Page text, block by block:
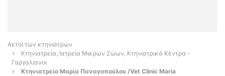
Αετοί των κτηνιάτρων
Κτηνιατρεία, Ιατρεία Μικρών Ζώων, Κτηνιατρικά Κέντρα -
Γαργαλιανοι
Κτηνιατρείο Μαρία Παναγοπούλου /Vet Clinic Maria